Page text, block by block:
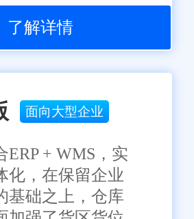
在线订单系统以
定、易用的特性，为
商企业提供了强有
过自动化订单处
存管理、物流跟踪与
据分析与报告等功
仅提高了企业的运营
竞争力，还为企业带
商业机会和增长潜
在寻找合适订单管理
能确保发布信息的准确性与可靠性，但不能
了解详情
面向大型企业
ERP + WMS，实
化，在保留企业
基础之上，仓库